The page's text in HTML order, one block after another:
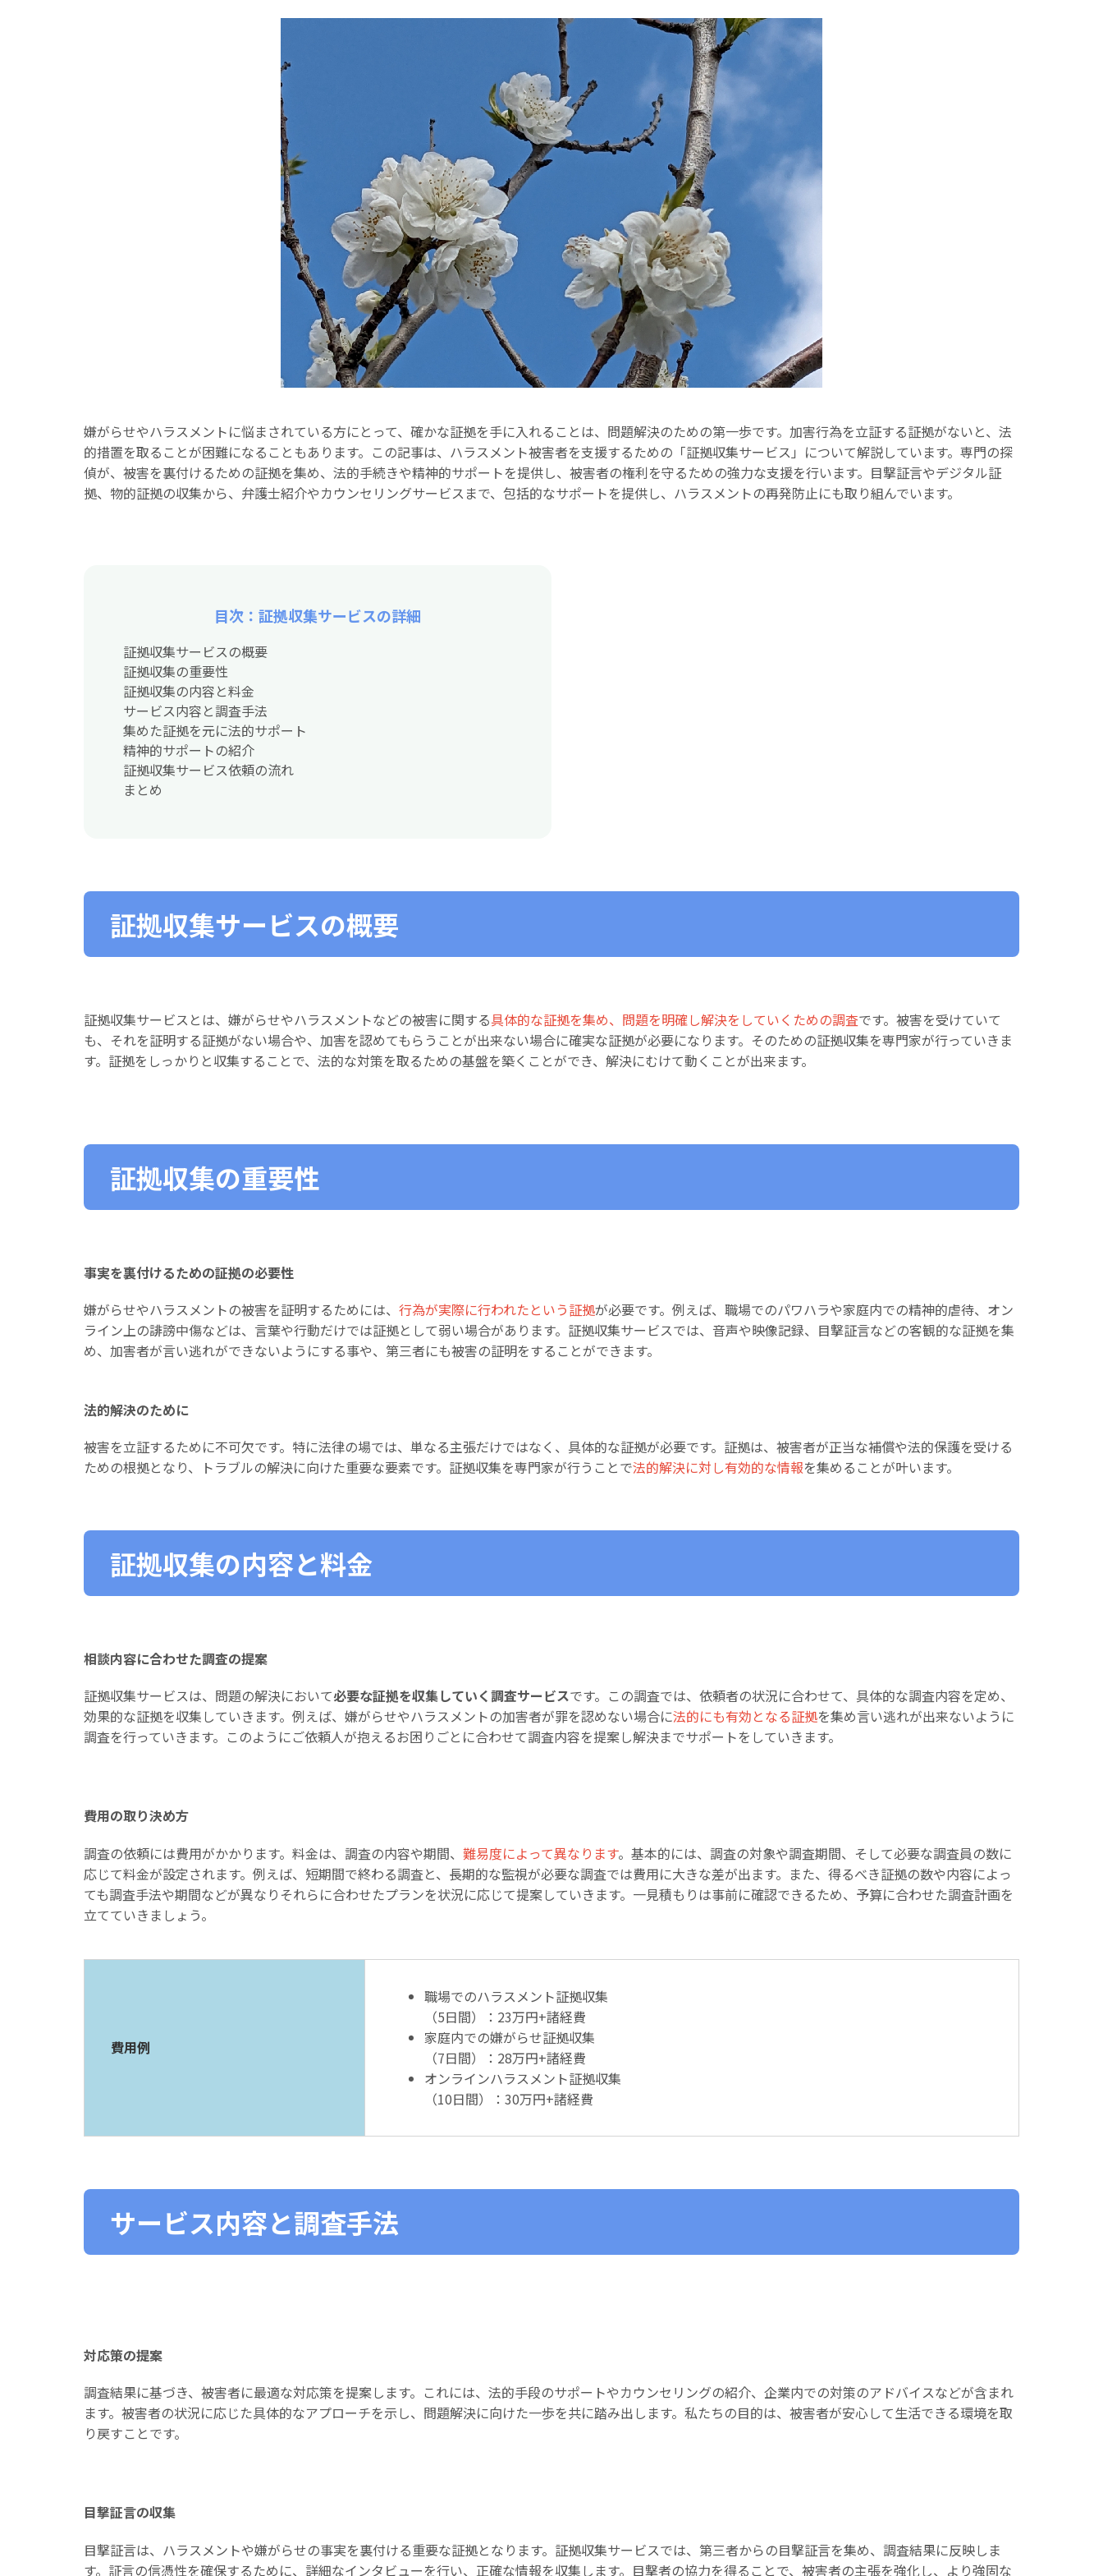
嫌がらせやハラスメントに悩まされている方にとって、確かな証拠を手に入れることは、問題解決のための第一歩です。加害行為を立証する証拠がないと、法
的措置を取ることが困難になることもあります。この記事は、ハラスメント被害者を支援するための「証拠収集サービス」について解説しています。専門の探
偵が、被害を裏付けるための証拠を集め、法的手続きや精神的サポートを提供し、被害者の権利を守るための強力な支援を行います。目撃証言やデジタル証
拠、物的証拠の収集から、弁護士紹介やカウンセリングサービスまで、包括的なサポートを提供し、ハラスメントの再発防止にも取り組んでいます。
目次：証拠収集サービスの詳細
証拠収集サービスの概要
証拠収集の重要性
証拠収集の内容と料金
サービス内容と調査手法
集めた証拠を元に法的サポート
精神的サポートの紹介
証拠収集サービス依頼の流れ
まとめ
証拠収集サービスの概要
証拠収集サービスとは、嫌がらせやハラスメントなどの被害に関する具体的な証拠を集め、問題を明確し解決をしていくための調査です。被害を受けていて
も、それを証明する証拠がない場合や、加害を認めてもらうことが出来ない場合に確実な証拠が必要になります。そのための証拠収集を専門家が行っていきま
す。証拠をしっかりと収集することで、法的な対策を取るための基盤を築くことができ、解決にむけて動くことが出来ます。
証拠収集の重要性
事実を裏付けるための証拠の必要性
嫌がらせやハラスメントの被害を証明するためには、 行為が実際に行われたという証拠が必要です。例えば、職場でのパワハラや家庭内での精神的虐待、オン
ライン上の誹謗中傷などは、言葉や行動だけでは証拠として弱い場合があります。証拠収集サービスでは、音声や映像記録、目撃証言などの客観的な証拠を集
め、加害者が言い逃れができないようにする事や、第三者にも被害の証明をすることができます。
法的解決のために
被害を立証するために不可欠です。特に法律の場では、単なる主張だけではなく、具体的な証拠が必要です。証拠は、被害者が正当な補償や法的保護を受ける
ための根拠となり、トラブルの解決に向けた重要な要素です。証拠収集を専門家が行うことで法的解決に対し有効的な情報を集めることが叶います。
証拠収集の内容と料金
相談内容に合わせた調査の提案
証拠収集サービスは、問題の解決において必要な証拠を収集していく調査サービスです。この調査では、依頼者の状況に合わせて、具体的な調査内容を定め、
効果的な証拠を収集していきます。例えば、嫌がらせやハラスメントの加害者が罪を認めない場合に法的にも有効となる証拠を集め言い逃れが出来ないように
調査を行っていきます。このようにご依頼人が抱えるお困りごとに合わせて調査内容を提案し解決までサポートをしていきます。
費用の取り決め方
調査の依頼には費用がかかります。料金は、調査の内容や期間、 難易度によって異なります。基本的には、調査の対象や調査期間、そして必要な調査員の数に
応じて料金が設定されます。例えば、短期間で終わる調査と、長期的な監視が必要な調査では費用に大きな差が出ます。また、得るべき証拠の数や内容によっ
ても調査手法や期間などが異なりそれらに合わせたプランを状況に応じて提案していきます。一見積もりは事前に確認できるため、予算に合わせた調査計画を
立てていきましょう。
費用例
職場でのハラスメント証拠収集
（5日間）：23万円+諸経費
家庭内での嫌がらせ証拠収集
（7日間）：28万円+諸経費
オンラインハラスメント証拠収集
（10日間）：30万円+諸経費
サービス内容と調査手法
対応策の提案
調査結果に基づき、被害者に最適な対応策を提案します。これには、法的手段のサポートやカウンセリングの紹介、企業内での対策のアドバイスなどが含まれ
ます。被害者の状況に応じた具体的なアプローチを示し、問題解決に向けた一歩を共に踏み出します。私たちの目的は、被害者が安心して生活できる環境を取
り戻すことです。
目撃証言の収集
目撃証言は、ハラスメントや嫌がらせの事実を裏付ける重要な証拠となります。証拠収集サービスでは、第三者からの目撃証言を集め、調査結果に反映しま
す。証言の信憑性を確保するために、詳細なインタビューを行い、正確な情報を収集します。目撃者の協力を得ることで、被害者の主張を強化し、より強固な